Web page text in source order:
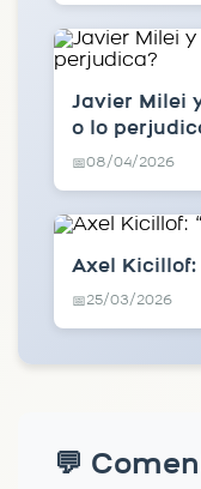
Javier Milei
o lo
📅08/04/2026
Axel Kicillof:
📅25/03/2026
💬